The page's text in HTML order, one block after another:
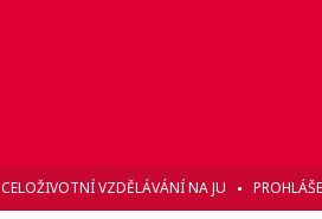
CELOŽIVOTNÍ VZDĚLÁVÁNÍ NA JU